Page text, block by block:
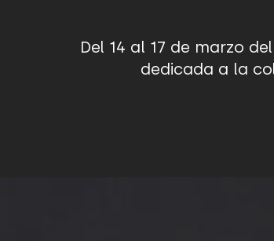
Del 14 al 17 de marzo
dedicada a la